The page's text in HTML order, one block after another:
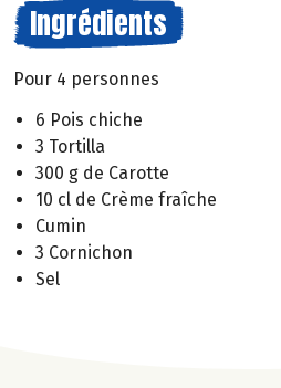
Ingrédients
Pour 4 personnes
6 Pois chiche
3 Tortilla
300 g de Carotte
10 cl de Crème fraîche
Cumin
3 Cornichon
Sel